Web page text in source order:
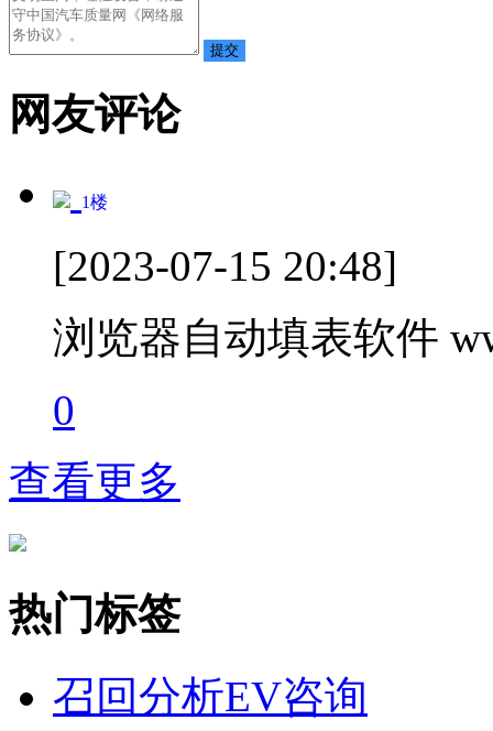
网友评论
1楼
[2023-07-15 20:48]
浏览器自动填表软件
0
查看更多
热门标签
召回分析EV咨询